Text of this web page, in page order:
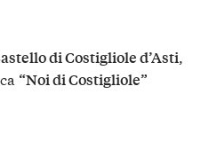
di Costigliole d’Asti,
“Noi di Costigliole”